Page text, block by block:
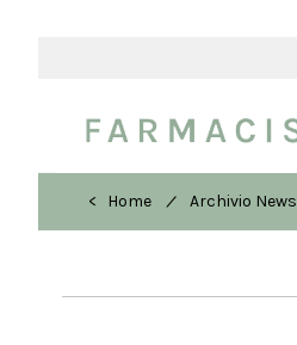
< Home / Archivio News